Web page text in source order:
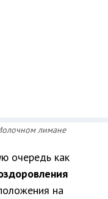
лимане
очередь как
на